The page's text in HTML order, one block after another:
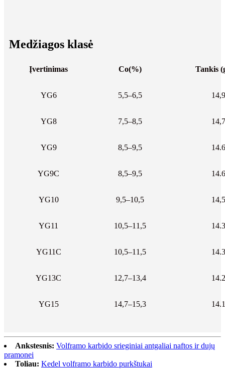
Medžiagos klasė
Įvertinimas Co(%) Tankis
YG6 5,5–6,5
YG8 7,5–8,5
YG9 8,5–9,5
YG9C 8,5–9,5
YG10 9,5–10,5
YG11 10,5–11,5
YG11C 10,5–11,5
YG13C 12,7–13,4
YG15 14,7–15,3
Ankstesnis: Volframo karbido srieginiai antgaliai naftos ir dujų
pramonei
Toliau: Kedel volframo karbido purkštukai